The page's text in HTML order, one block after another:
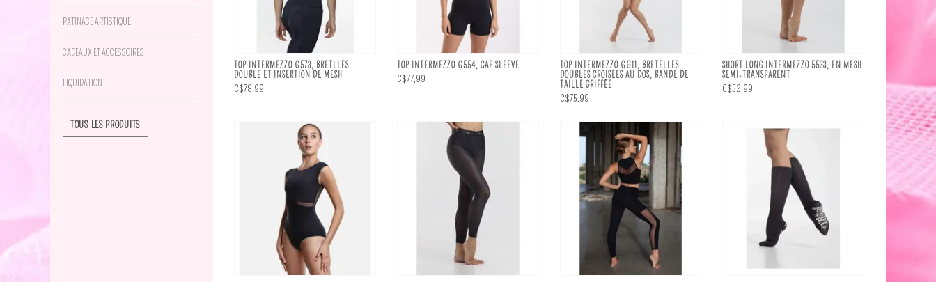
PATINAGE ARTISTIQUE
CADEAUX ET ACCESSOIRES
LIQUIDATION
TOUS LES PRODUITS
TOP INTERMEZZO 6573, BRETLLES
DOUBLE ET INSERTION DE MESH
C$78,99
TOP INTERMEZZO 6554, CAP SLEEVE
C$77,99
TOP INTERMEZZO 6611, BRETELLES
DOUBLES CROISÉES AU DOS, BANDE DE
TAILLE GRIFFÉE
C$75,99
SHORT LONG INTERMEZZO 5533, EN MESH
SEMI-TRANSPARENT
C$52,99